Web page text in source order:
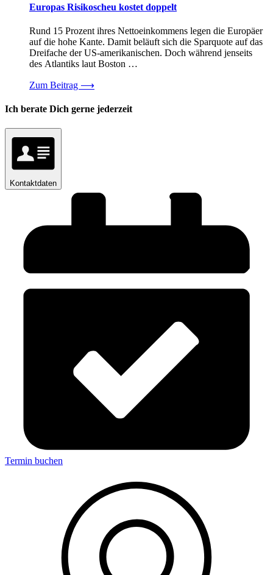
Europas Risikoscheu kostet doppelt
Rund 15 Prozent ihres Nettoeinkommens legen die Europäer
auf die hohe Kante. Damit beläuft sich die Sparquote auf das
Dreifache der US-amerikanischen. Doch während jenseits
des Atlantiks laut Boston …
Zum Beitrag ⟶
Ich berate Dich gerne jederzeit
Kontaktdaten
Termin buchen